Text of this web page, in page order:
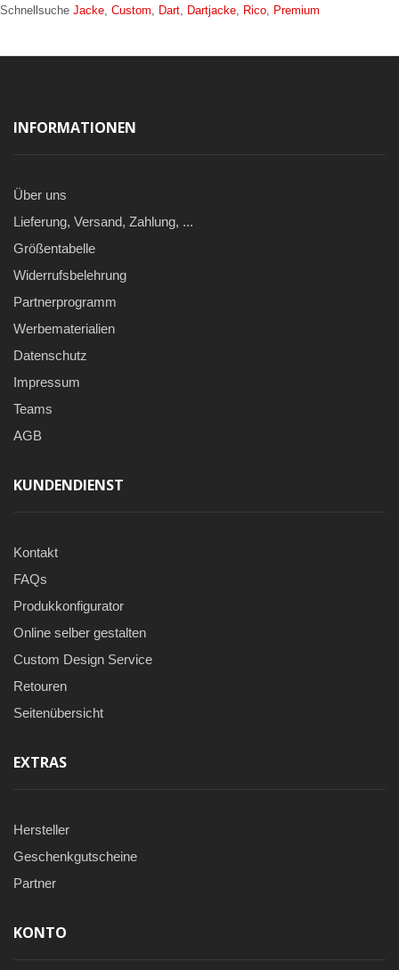
Schnellsuche Jacke Custom Dart Dartjacke Rico Premium
INFORMATIONEN
Über uns
Lieferung, Versand, Zahlung, ...
Größentabelle
Widerrufsbelehrung
Partnerprogramm
Werbematerialien
Datenschutz
Impressum
Teams
AGB
KUNDENDIENST
Kontakt
FAQs
Produkkonfigurator
Online selber gestalten
Custom Design Service
Retouren
Seitenübersicht
EXTRAS
Hersteller
Geschenkgutscheine
Partner
KONTO